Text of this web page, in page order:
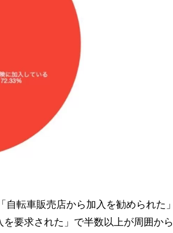
転車販売店から加入を勧められた」
要求された」で半数以上が周囲から